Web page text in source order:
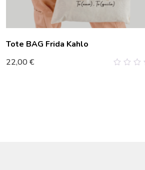
Tote BAG Frida Kahlo
22,00€